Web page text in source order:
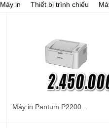
Máy in Thiết bị trình chiếu
Máy in Pantum P2200...